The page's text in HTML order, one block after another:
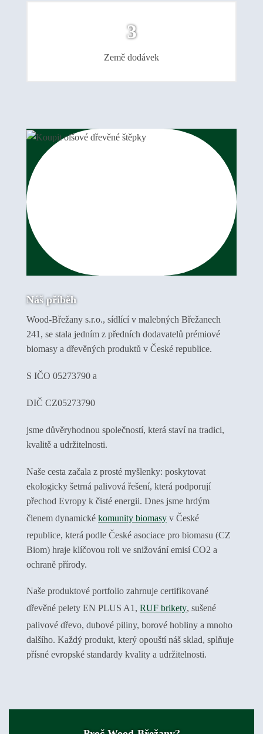
3
Země dodávek
Náš příběh
Wood-Břežany s.r.o., sídlící v malebných Břežanech
241, se stala jedním z předních dodavatelů prémiové
biomasy a dřevěných produktů v České republice.
S IČO 05273790 a
DIČ CZ05273790
jsme důvěryhodnou společností, která staví na tradici,
kvalitě a udržitelnosti.
Naše cesta začala z prosté myšlenky: poskytovat
ekologicky šetrná palivová řešení, která podporují
přechod Evropy k čisté energii. Dnes jsme hrdým
členem dynamické komunity biomasy v České
republice, která podle České asociace pro biomasu (CZ
Biom) hraje klíčovou roli ve snižování emisí CO2 a
ochraně přírody.
Naše produktové portfolio zahrnuje certifikované
dřevěné pelety EN PLUS A1, RUF brikety, sušené
palivové dřevo, dubové piliny, borové hobliny a mnoho
dalšího. Každý produkt, který opouští náš sklad, splňuje
přísné evropské standardy kvality a udržitelnosti.